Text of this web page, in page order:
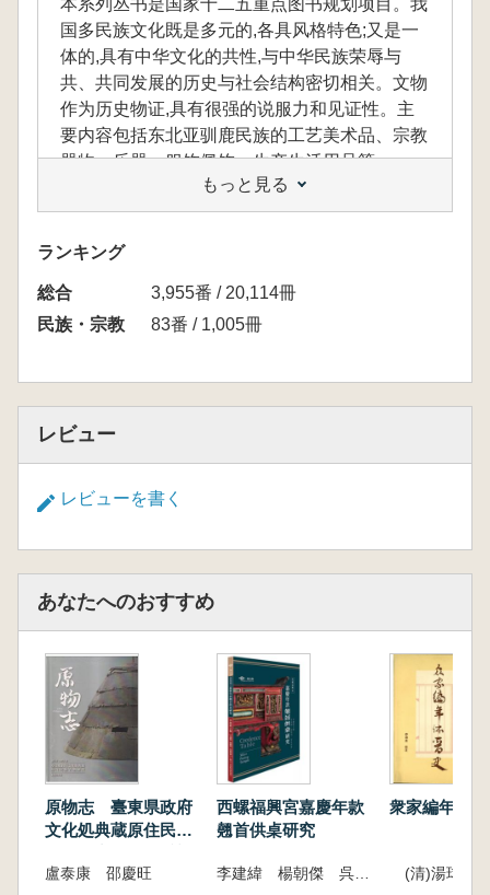
本系列丛书是国家十二五重点图书规划项目。我
国多民族文化既是多元的,各具风格特色;又是一
体的,具有中华文化的共性,与中华民族荣辱与
共、共同发展的历史与社会结构密切相关。文物
作为历史物证,具有很强的说服力和见证性。主
要内容包括东北亚驯鹿民族的工艺美术品、宗教
器物、乐器、服饰佩饰、生产生活用品等。
もっと見る
ランキング
総合
3,955番 / 20,114冊
民族・宗教
83番 / 1,005冊
レビュー
レビューを書く
あなたへのおすすめ
原物志 臺東県政府
文化処典蔵原住民族
篇)
盧泰康 邵慶旺
西螺福興宮嘉慶年款
翹首供桌研究
李建緯 楊朝傑 呉盈君
衆家編年体